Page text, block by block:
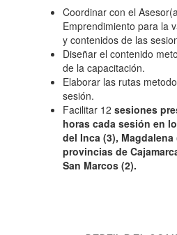
Coordinar con el
Emprendimiento para la
y contenidos de las
Diseñar el contenido
de la capacitación.
Elaborar las rutas
sesión.
Facilitar 12 sesiones
horas cada sesión en
del Inca (3), Magdalena
provincias de
San Marcos (2).